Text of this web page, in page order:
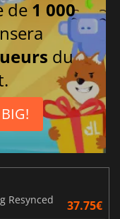
de 1 000
du
Resynced
37.75€